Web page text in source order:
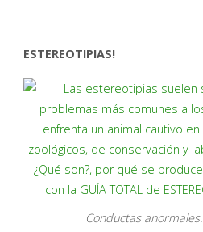
ESTEREOTIPIAS!
Conductas anormales.